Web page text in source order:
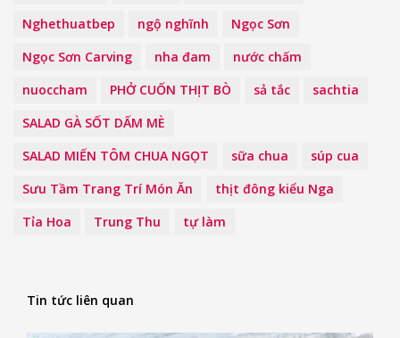
Nghethuatbep
ngộ nghĩnh
Ngọc Sơn
Ngọc Sơn Carving
nha đam
nước chấm
nuoccham
PHỞ CUỐN THỊT BÒ sả tắc
sachtia
SALAD GÀ SỐT DẤM MÈ
SALAD MIẾN TÔM CHUA NGỌT
sữa chua
súp cua
Sưu Tầm Trang Trí Món Ăn
thịt đông kiểu Nga
Tỉa Hoa
Trung Thu tự làm
Tin tức liên quan